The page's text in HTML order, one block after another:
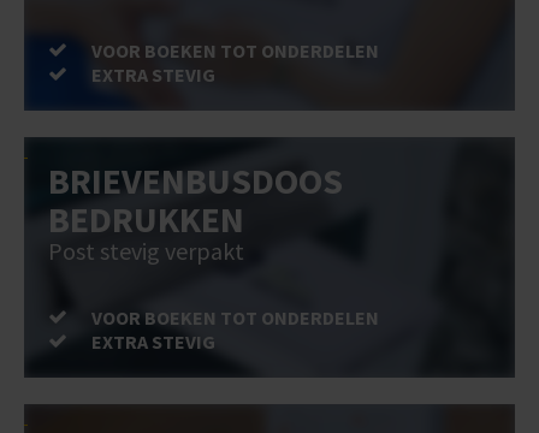
VOOR BOEKEN TOT ONDERDELEN
EXTRA STEVIG
BRIEVENBUSDOOS
BEDRUKKEN
Post stevig verpakt
VOOR BOEKEN TOT ONDERDELEN
EXTRA STEVIG